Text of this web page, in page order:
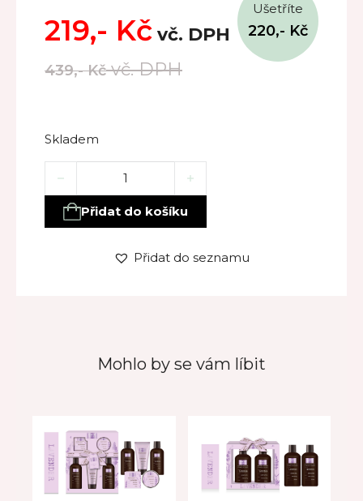
219,- Kč vč. DPH
439,-Kčvč. DPH
Ušetříte
220,- Kč
Skladem
Dárkový set LEVANDULE – čtyřdílná kosmetická
Přidat do košíku
Přidat do seznamu
Mohlo by se vám líbit